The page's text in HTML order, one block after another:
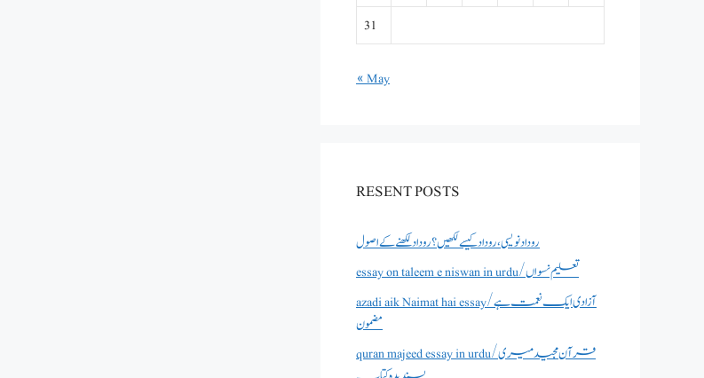
31
« May
RESENT POSTS
روداد نویسی ،روداد کیسے لکھیں؟ روداد لکھنے کے اصول
essay on taleem e niswan in urdu/تعلیم نسواں
azadi aik Naimat hai essay/آزادی ایک نعمت ہے
مضمون
quran majeed essay in urdu/قرآن مجید میری